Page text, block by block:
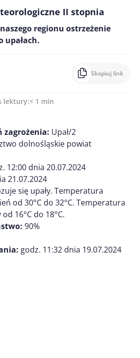
II stopnia
regionu ostrzeżenie
upałach.
Skopiuj link
lektury:< 1 min
zagrożenia: Upał/2
dolnośląskie powiat
12:00 dnia 20.07.2024
21.07.2024
się upały. Temperatura
od 30°C do 32°C. Temperatura
16°C do 18°C.
90%
godz. 11:32 dnia 19.07.2024